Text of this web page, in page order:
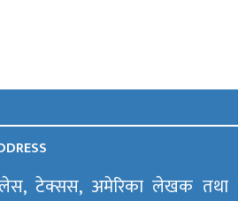
टेक्सस, अमेरिका लेखक तथा